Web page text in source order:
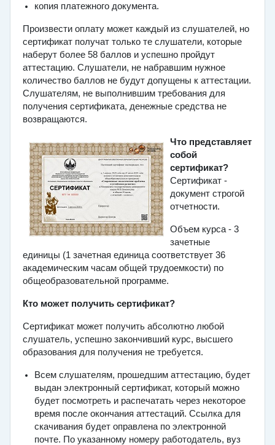
копия платежного документа.
Произвести оплату может каждый из слушателей, но
сертификат получат только те слушатели, которые
наберут более 58 баллов и успешно пройдут
аттестацию. Слушатели, не набравшим нужное
количество баллов не будут допущены к аттестации.
Слушателям, не выполнившим требования для
получения сертификата, денежные средства не
возвращаются.
Что представляет
собой
сертификат?
Сертификат -
документ строгой
отчетности.
Объем курса - 3
зачетные
единицы (1 зачетная единица соответствует 36
академическим часам общей трудоемкости) по
общеобразовательной программе.
Кто может получить сертификат?
Сертификат может получить абсолютно любой
слушатель, успешно закончивший курс, высшего
образования для получения не требуется.
Всем слушателям, прошедшим аттестацию, будет
выдан электронный сертификат, который можно
будет посмотреть и распечатать через некоторое
время после окончания аттестаций. Ссылка для
скачивания будет оправлена по электронной
почте. По указанному номеру работодатель, вуз